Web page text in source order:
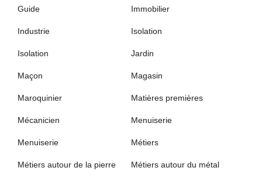
Guide Immobilier
Industrie Isolation
Isolation Jardin
Maçon Magasin
Maroquinier Matières premières
Mécanicien Menuiserie
Menuiserie Métiers
Métiers autour de la pierre Métiers autour du métal